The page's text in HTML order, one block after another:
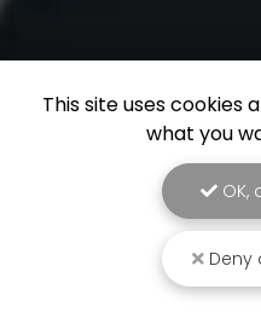
This site uses cookies
what you
OK,
Deny